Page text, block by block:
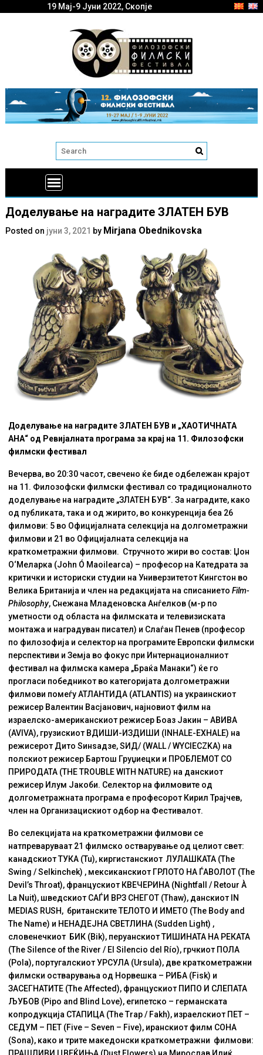
19 Мај-9 Јуни 2022, Скопје
Доделување на наградите ЗЛАТЕН БУВ
Posted on јуни 3, 2021 by Mirjana Obednikovska
Доделување на наградите ЗЛАТЕН БУВ и „ХАОТИЧНАТА
АНА“ од Ревијалната програма за крај на 11. Филозофски
филмски фестивал
Вечерва, во 20:30 часот, свечено ќе биде одбележан крајот
на 11. Филозофски филмски фестивал со традиционалното
доделување на наградите „ЗЛАТЕН БУВ“. За наградите, како
од публиката, така и од жирито, во конкуренција беа 26
филмови: 5 во Официјалната селекција на долгометражни
филмови и 21 во Официјалната селекција на
краткометражни филмови. Стручното жири во состав: Џон
О‘Меларка (John Ó Maoilearca) – професор на Катедрата за
критички и историски студии на Универзитетот Кингстон во
Велика Британија и член на редакцијата на списаниетоFilm-
Philosophy, Снежана Младеновска Анѓелков (м-р по
уметности од областа на филмската и телевизиската
монтажа и наградуван писател) и Слаѓан Пенев (професор
по филозофија и селектор на програмите Европски филмски
перспективи и Земја во фокус при Интернационалниот
фестивал на филмска камера „Браќа Манаки“) ќе го
прогласи победникот во категоријата долгометражни
филмови помеѓу АТЛАНТИДА (ATLANTIS) на украинскиот
режисер Валентин Васјанович, најновиот филм на
израелско-американскиот режисер Боаз Јакин – АВИВА
(AVIVA), грузискиот ВДИШИ-ИЗДИШИ (INHALE-EXHALE) на
режисерот Дито Ѕинѕадзе, ЅИД/ (WALL / WYCIECZKA) на
полскиот режисер Бартош Груџиецки и ПРОБЛЕМОТ СО
ПРИРОДАТА (THE TROUBLE WITH NATURE) на данскиот
режисер Илум Јакоби. Селектор на филмовите од
долгометражната програма е професорот Кирил Трајчев,
член на Организацискиот одбор на Фестивалот.
Во селекцијата на краткометражни филмови се
натпреваруваат 21 филмско остварување од целиот свет:
канадскиот ТУКА (Tu), киргистанскиот ЛУЛАШКАТА (The
Swing / Selkinchek) , мексиканскиот ГРЛОТО НА ЃАВОЛОТ (The
Devil’s Throat), францускиот КВЕЧЕРИНА (Nightfall / Retour À
La Nuit), шведскиот САЃИ ВРЗ СНЕГОТ (Thaw), данскиот IN
MEDIAS RUSH, британските ТЕЛОТО И ИМЕТО (The Body and
The Name) и НЕНАДЕЈНА СВЕТЛИНА (Sudden Light) ,
словенечкиот БИК (Bik), перуанскиот ТИШИНАТА НА РЕКАТА
(The Silence of the River / El Silencio del Río), грчкиот ПОЛА
(Pola), португалскиот УРСУЛА (Ursula), две краткометражни
филмски остварувања од Норвешка – РИБА (Fisk) и
ЗАСЕГНАТИТЕ (The Affected), францускиот ПИПО И СЛЕПАТА
ЉУБОВ (Pipo and Blind Love), египетскo – германската
копродукција СТАПИЦА (The Trap / Fakh), израелскиот ПЕТ –
СЕДУМ – ПЕТ (Five – Seven – Five), иранскиот филм СОНА
(Sona), како и трите македонски краткометражни филмови: